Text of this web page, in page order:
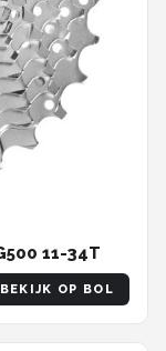
11-34T
BEKIJK OP BOL